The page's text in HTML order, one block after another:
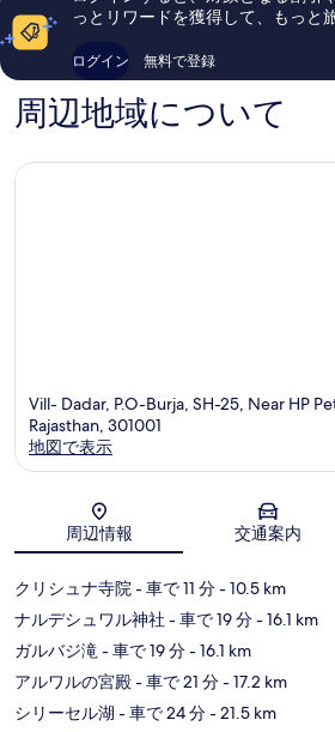
ズ,
ア
ー
ル
の
口
ミ
っとリワードを獲得して、もっと
ログイン 無料で登録
周辺地域について
Vill- Dadar, P.O-Burja, SH-25, Near HP
Rajasthan, 301001
地図で表示
周辺情報 交通案内
クリシュナ寺院- 車で 11 分- 10.5 km
ナルデシュワル神社 - 車で 19 分- 16.1 km
ガルバジ滝- 車で 19 分- 16.1 km
アルワルの宮殿- 車で 21 分- 17.2 km
シリーセル湖 - 車で 24 分- 21.5 km